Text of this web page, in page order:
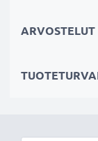
Cinch-
toimituksessa)
ARVOSTELUT